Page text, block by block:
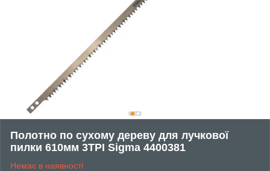
Полотно по сухому дереву для лучкової
пилки 610мм 3TPI Sigma 4400381
Немає в наявності